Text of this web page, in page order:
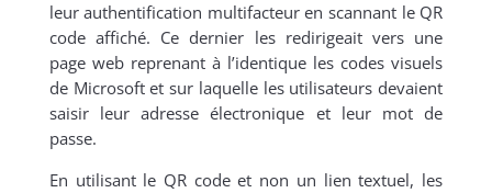
leur authentification multifacteur en scannant le QR
code affiché. Ce dernier les redirigeait vers une
page web reprenant à l’identique les codes visuels
de Microsoft et sur laquelle les utilisateurs devaient
saisir leur adresse électronique et leur mot de
passe.
En utilisant le QR code et non un lien textuel, les